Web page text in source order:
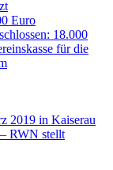
Euro
18.000
für die
2019 in Kaiserau
RWN stellt